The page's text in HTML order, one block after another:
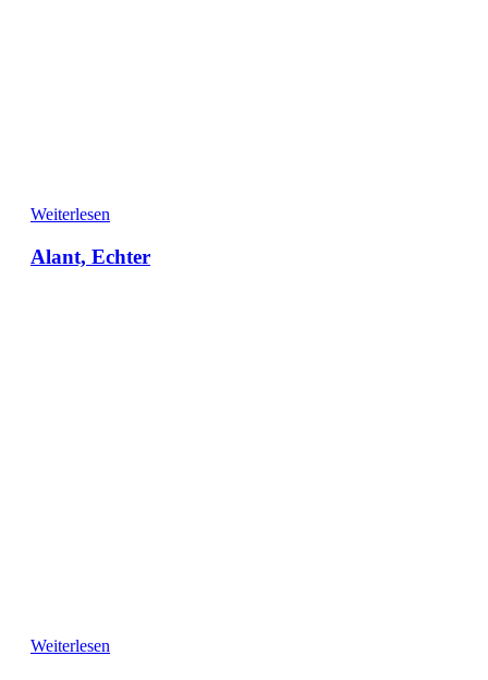
Weiterlesen
Alant, Echter
Weiterlesen